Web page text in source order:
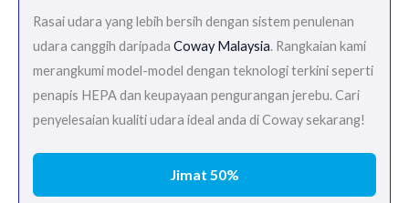
Rasai udara yang lebih bersih dengan sistem penulenan
udara canggih daripada Coway Malaysia. Rangkaian kami
merangkumi model-model dengan teknologi terkini seperti
penapis HEPA dan keupayaan pengurangan jerebu. Cari
penyelesaian kualiti udara ideal anda di Coway sekarang!
Jimat 50%